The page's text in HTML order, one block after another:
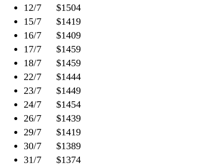
12/7 $1504
15/7 $1419
16/7 $1409
17/7 $1459
18/7 $1459
22/7 $1444
23/7 $1449
24/7 $1454
26/7 $1439
29/7 $1419
30/7 $1389
31/7 $1374